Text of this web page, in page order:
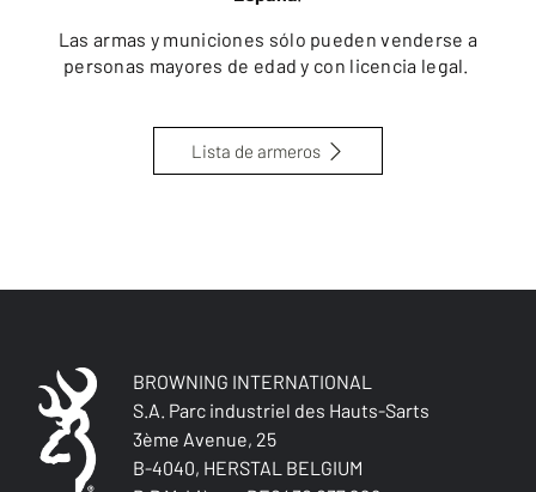
Las armas y municiones sólo pueden venderse a
personas mayores de edad y con licencia legal.
Lista de armeros
BROWNING INTERNATIONAL
S.A. Parc industriel des Hauts-Sarts
3ème Avenue, 25
B-4040, HERSTAL BELGIUM